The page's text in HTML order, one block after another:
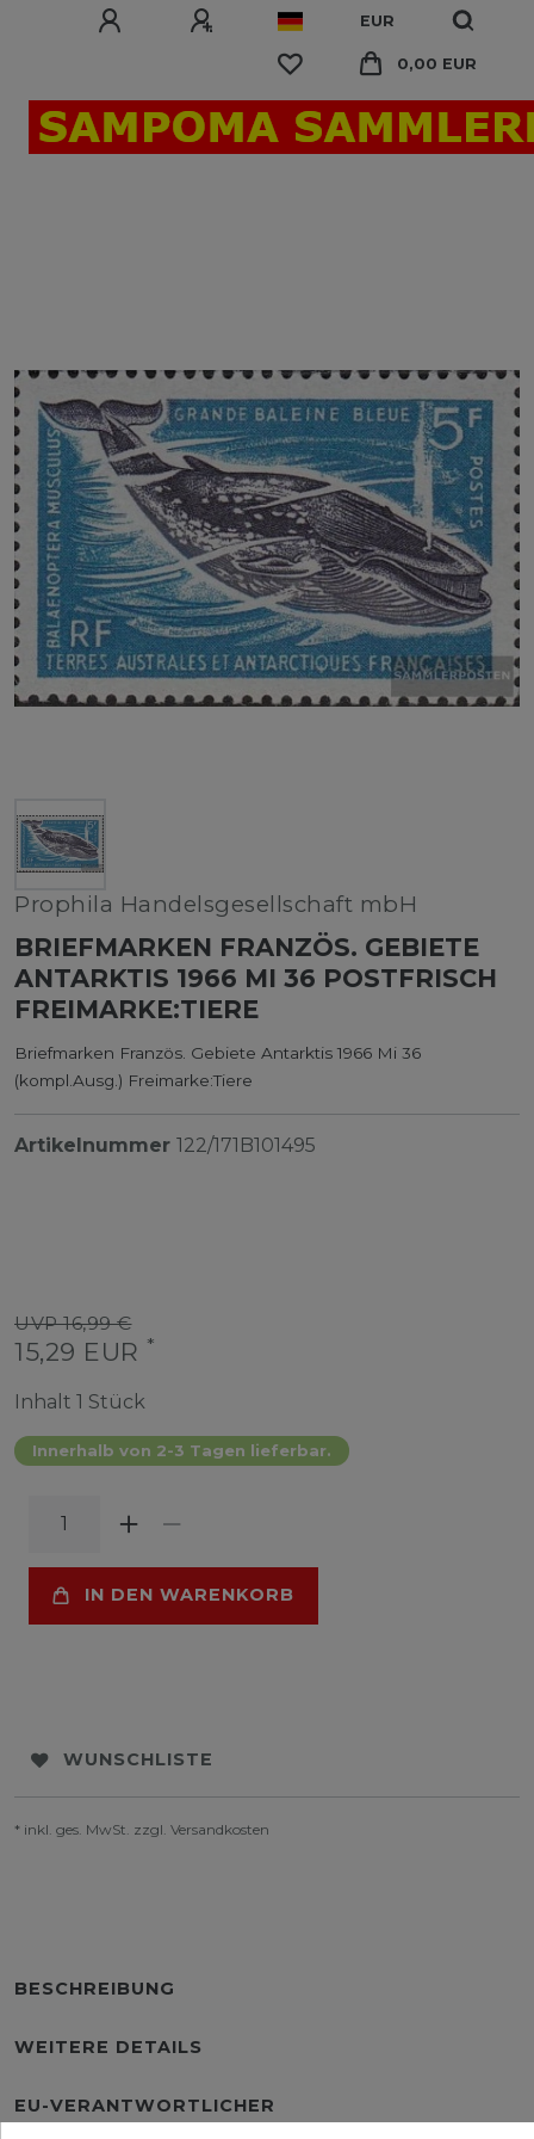
EUR
0,00 EUR
Prophila Handelsgesellschaft mbH
BRIEFMARKEN FRANZÖS. GEBIETE
ANTARKTIS 1966 MI 36 POSTFRISCH
FREIMARKE:TIERE
Briefmarken Französ. Gebiete Antarktis 1966 Mi 36
(kompl.Ausg.) Freimarke:Tiere
Artikelnummer 122/171B101495
UVP 16,99 €
15,29 EUR *
Inhalt 1 Stück
Innerhalb von 2-3 Tagen lieferbar.
IN DEN WARENKORB
WUNSCHLISTE
* inkl. ges. MwSt. zzgl. Versandkosten
BESCHREIBUNG
WEITERE DETAILS
EU-VERANTWORTLICHER